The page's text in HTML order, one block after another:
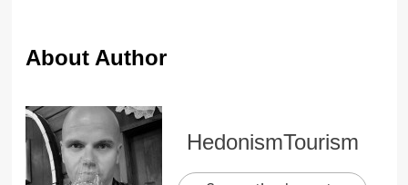
About Author
HedonismTourism